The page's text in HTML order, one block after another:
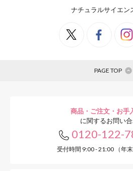
ナチュラルサイエン
PAGE TOP
商品・ご注文・お手
に関するお問い
0120-122-
受付時間 9:00 - 21:00 （年